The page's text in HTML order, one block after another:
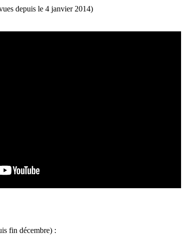
depuis le 4 janvier 2014)
fin décembre) :